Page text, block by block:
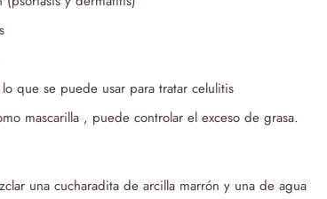
que se puede usar para tratar celulitis
mascarilla , puede controlar el exceso de grasa.
una cucharadita de arcilla marrón y una de agua